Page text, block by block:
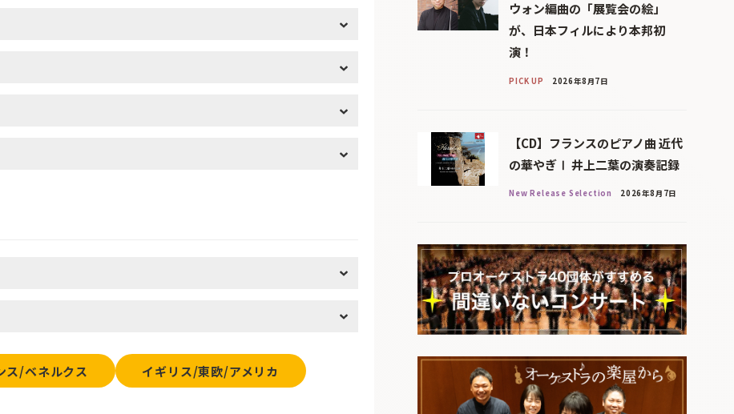
ス/ベネルクス イギリス/東欧/アメリカ
ウォン編曲の「展覧会の絵」
が、日本フィルにより本邦初
演！
PICK UP 2026年8月7日
【CD】フランスのピアノ曲 近代
の華やぎⅠ 井上二葉の演奏記録
New Release Selection 2026年8月7日